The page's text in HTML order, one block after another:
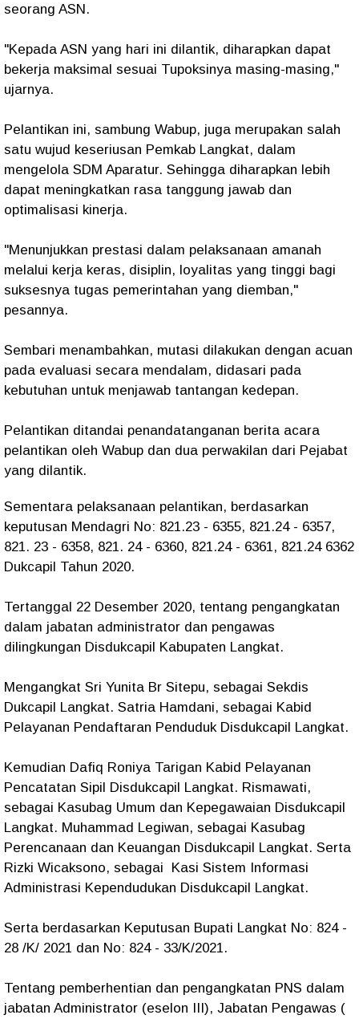
seorang ASN.
"Kepada ASN yang hari ini dilantik, diharapkan dapat
bekerja maksimal sesuai Tupoksinya masing-masing,"
ujarnya.
Pelantikan ini, sambung Wabup, juga merupakan salah
satu wujud keseriusan Pemkab Langkat, dalam
mengelola SDM Aparatur. Sehingga diharapkan lebih
dapat meningkatkan rasa tanggung jawab dan
optimalisasi kinerja.
"Menunjukkan prestasi dalam pelaksanaan amanah
melalui kerja keras, disiplin, loyalitas yang tinggi bagi
suksesnya tugas pemerintahan yang diemban,"
pesannya.
Sembari menambahkan, mutasi dilakukan dengan acuan
pada evaluasi secara mendalam, didasari pada
kebutuhan untuk menjawab tantangan kedepan.
Pelantikan ditandai penandatanganan berita acara
pelantikan oleh Wabup dan dua perwakilan dari Pejabat
yang dilantik.
Sementara pelaksanaan pelantikan, berdasarkan
keputusan Mendagri No: 821.23 - 6355, 821.24 - 6357,
821. 23 - 6358, 821. 24 - 6360, 821.24 - 6361, 821.24 6362
Dukcapil Tahun 2020.
Tertanggal 22 Desember 2020, tentang pengangkatan
dalam jabatan administrator dan pengawas
dilingkungan Disdukcapil Kabupaten Langkat.
Mengangkat Sri Yunita Br Sitepu, sebagai Sekdis
Dukcapil Langkat. Satria Hamdani, sebagai Kabid
Pelayanan Pendaftaran Penduduk Disdukcapil Langkat.
Kemudian Dafiq Roniya Tarigan Kabid Pelayanan
Pencatatan Sipil Disdukcapil Langkat. Rismawati,
sebagai Kasubag Umum dan Kepegawaian Disdukcapil
Langkat. Muhammad Legiwan, sebagai Kasubag
Perencanaan dan Keuangan Disdukcapil Langkat. Serta
Rizki Wicaksono, sebagai Kasi Sistem Informasi
Administrasi Kependudukan Disdukcapil Langkat.
Serta berdasarkan Keputusan Bupati Langkat No: 824 -
28 /K/ 2021 dan No: 824 - 33/K/2021.
Tentang pemberhentian dan pengangkatan PNS dalam
jabatan Administrator (eselon III), Jabatan Pengawas (